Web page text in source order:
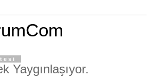
Yaygınlaşıyor.